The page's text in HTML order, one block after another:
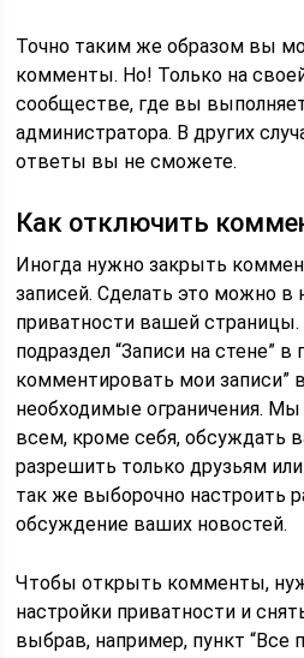
Точно таким же образом вы
комменты. Но! Только на
сообществе, где вы
администратора. В других
ответы вы не сможете.
Как отключить
Иногда нужно закрыть
записей. Сделать это можно в
приватности вашей
подраздел “Записи на стене”
комментировать мои записи”
необходимые ограничения.
всем, кроме себя, обсуждать
разрешить только друзьям
так же выборочно настроить
обсуждение ваших новостей.
Чтобы открыть комменты,
настройки приватности и
выбрав, например, пункт “Все